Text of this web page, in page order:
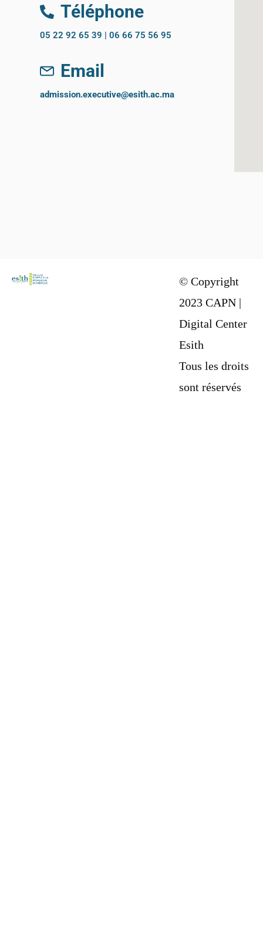
Téléphone
05 22 92 65 39 | 06 66 75 56 95
Email
admission.executive@esith.ac.ma
© Copyright
2023 CAPN |
Digital Center
Esith
Tous les droits
sont réservés